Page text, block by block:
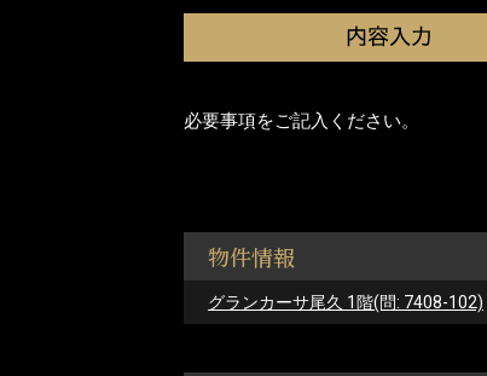
必要事項をご記入ください。
物件情報
グランカーサ尾久 1階(問: 7408-102)